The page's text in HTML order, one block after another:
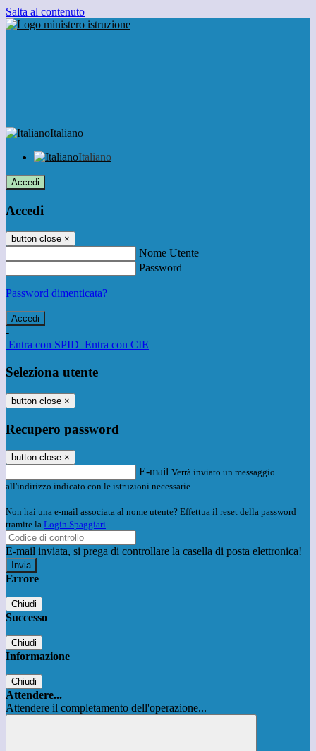
Salta al contenuto
Italiano
Italiano
Accedi
Accedi
button close ×
Nome Utente
Password
Password dimenticata?
-
Entra con SPID Entra con CIE
Seleziona utente
button close ×
Recupero password
button close ×
E-mail Verrà inviato un messaggio
all'indirizzo indicato con le istruzioni necessarie.
Non hai una e-mail associata al nome utente? Effettua il reset della password
tramite la Login Spaggiari
E-mail inviata, si prega di controllare la casella di posta elettronica!
Errore
Chiudi
Successo
Chiudi
Informazione
Chiudi
Attendere...
Attendere il completamento dell'operazione...